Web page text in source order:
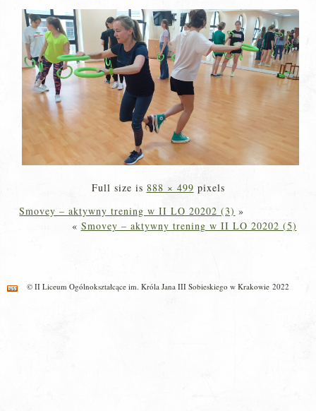
Full size is 888 × 499 pixels
Smovey – aktywny trening w II LO 20202 (3) »
« Smovey – aktywny trening w II LO 20202 (5)
© II Liceum Ogólnokształcące im. Króla Jana III Sobieskiego w Krakowie 2022